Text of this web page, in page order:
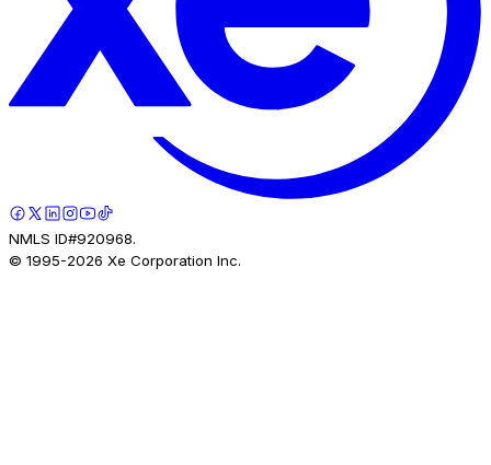
NMLS ID#920968.
© 1995-2026 Xe Corporation Inc.